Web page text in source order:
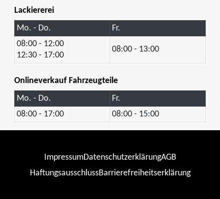
Lackiererei
Mo. - Do.
Fr.
08:00 - 12:00
12:30 - 17:00
08:00 - 13:00
Onlineverkauf Fahrzeugteile
Mo. - Do.
Fr.
08:00 - 17:00
08:00 - 15:00
ImpressumDatenschutzerklärungAGB
HaftungsausschlussBarrierefreiheitserklärung